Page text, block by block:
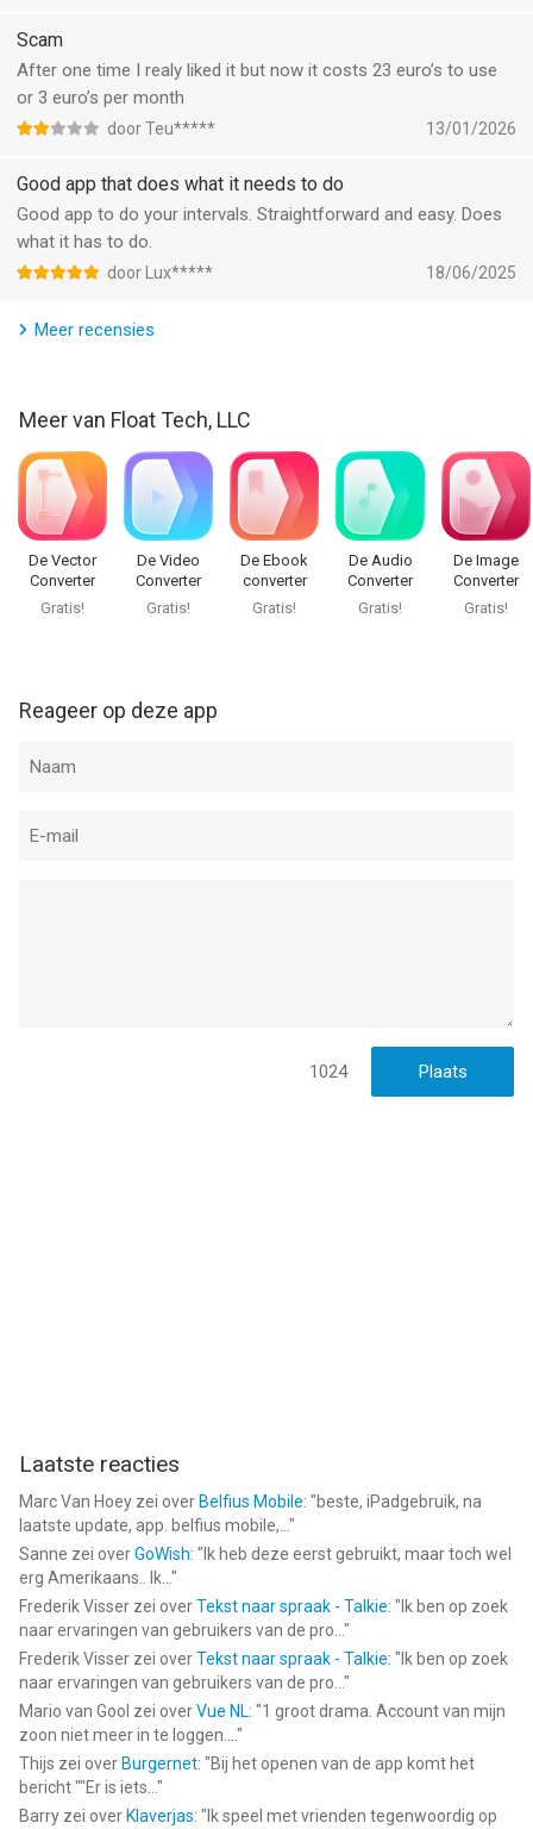
iPhone, iPad en iPod touch met iOS versie 15.6 of hoger,
Informatie voor Interval Timer □ HIIT Timeris het laatst
vergeleken op 6 Aug om 17:52.
Scam
After one time I realy liked it but now it costs 23 euro’s to use
or 3 euro’s per month
door Teu***** 13/01/2026
Good app that does what it needs to do
Good app to do your intervals. Straightforward and easy. Does
what it has to do.
door Lux***** 18/06/2025
Meer recensies
Meer van Float Tech, LLC
De Vector
Converter
Gratis!
De Video
Converter
Gratis!
De Ebook
converter
Gratis!
De Audio
Converter
Gratis!
De Image
Converter
Gratis!
Reageer op deze app
1024
Laatste reacties
Marc Van Hoey zei over Belfius Mobile: "beste, iPadgebruik, na
laatste update, app. belfius mobile,... "
Sanne zei overGoWish: " Ik heb deze eerst gebruikt, maar toch wel
erg Amerikaans.. Ik... "
Frederik Visser zei overTekst naar spraak - Talkie: " Ik ben op zoek
naar ervaringen van gebruikers van de pro... "
Frederik Visser zei overTekst naar spraak - Talkie: " Ik ben op zoek
naar ervaringen van gebruikers van de pro... "
Mario van Gool zei overVue NL: "1 groot drama. Account van mijn
zoon niet meer in te loggen.... "
Thijs zei over Burgernet: "Bij het openen van de app komt het
bericht ""Er is iets... "
Barry zei over Klaverjas: " Ik speel met vrienden tegenwoordig op